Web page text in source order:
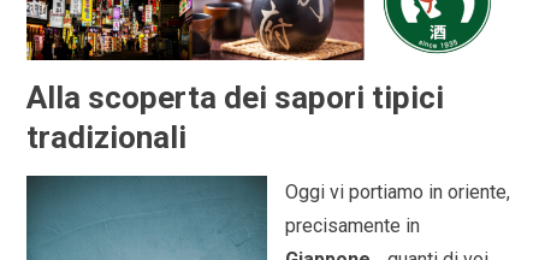
Alla scoperta dei sapori tipici
tradizionali
Oggi vi portiamo in oriente,
precisamente in